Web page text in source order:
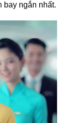
bay ngắn nhất.